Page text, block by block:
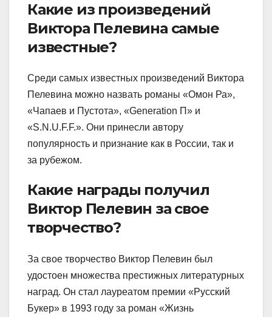
Какие из произведений
Виктора Пелевина самые
известные?
Среди самых известных произведений Виктора
Пелевина можно назвать романы «Омон Ра»,
«Чапаев и Пустота», «Generation П» и
«S.N.U.F.F.». Они принесли автору
популярность и признание как в России, так и
за рубежом.
Какие награды получил
Виктор Пелевин за свое
творчество?
За свое творчество Виктор Пелевин был
удостоен множества престижных литературных
наград. Он стал лауреатом премии «Русский
Букер» в 1993 году за роман «Жизнь